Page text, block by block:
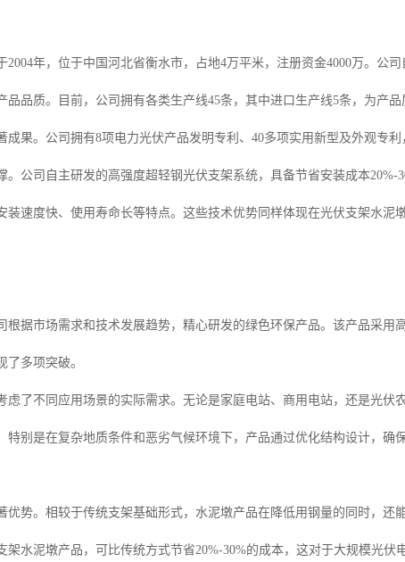
年，位于中国河北省衡水市，占地4万平米，注册资金4000万。公
品质。目前，公司拥有各类生产线45条，其中进口生产线5条，为产品
成果。公司拥有8项电力光伏产品发明专利、40多项实用新型及外观专
公司自主研发的高强度超轻钢光伏支架系统，具备节省安装成本20%-
装速度快、使用寿命长等特点。这些技术优势同样体现在光伏支架水泥
根据市场需求和技术发展趋势，精心研发的绿色环保产品。该产品采用
多项突破。
了不同应用场景的实际需求。无论是家庭电站、商用电站，还是光伏
特别是在复杂地质条件和恶劣气候环境下，产品通过优化结构设计，确
势。相较于传统支架基础形式，水泥墩产品在降低用钢量的同时，还
架水泥墩产品，可比传统方式节省20%-30%的成本，这对于大规模光伏